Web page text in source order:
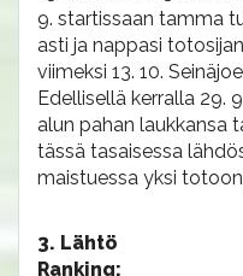
9. startissaan tamma
asti ja nappasi
viimeksi 13. 10.
Edellisellä kerralla 29.
alun pahan laukkansa
tässä tasaisessa
maistuessa yksi
3. Lähtö
Ranking: